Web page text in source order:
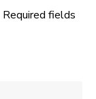
Required fields